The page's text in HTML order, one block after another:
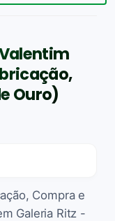
Ouro)
Compra e
Galeria Ritz -